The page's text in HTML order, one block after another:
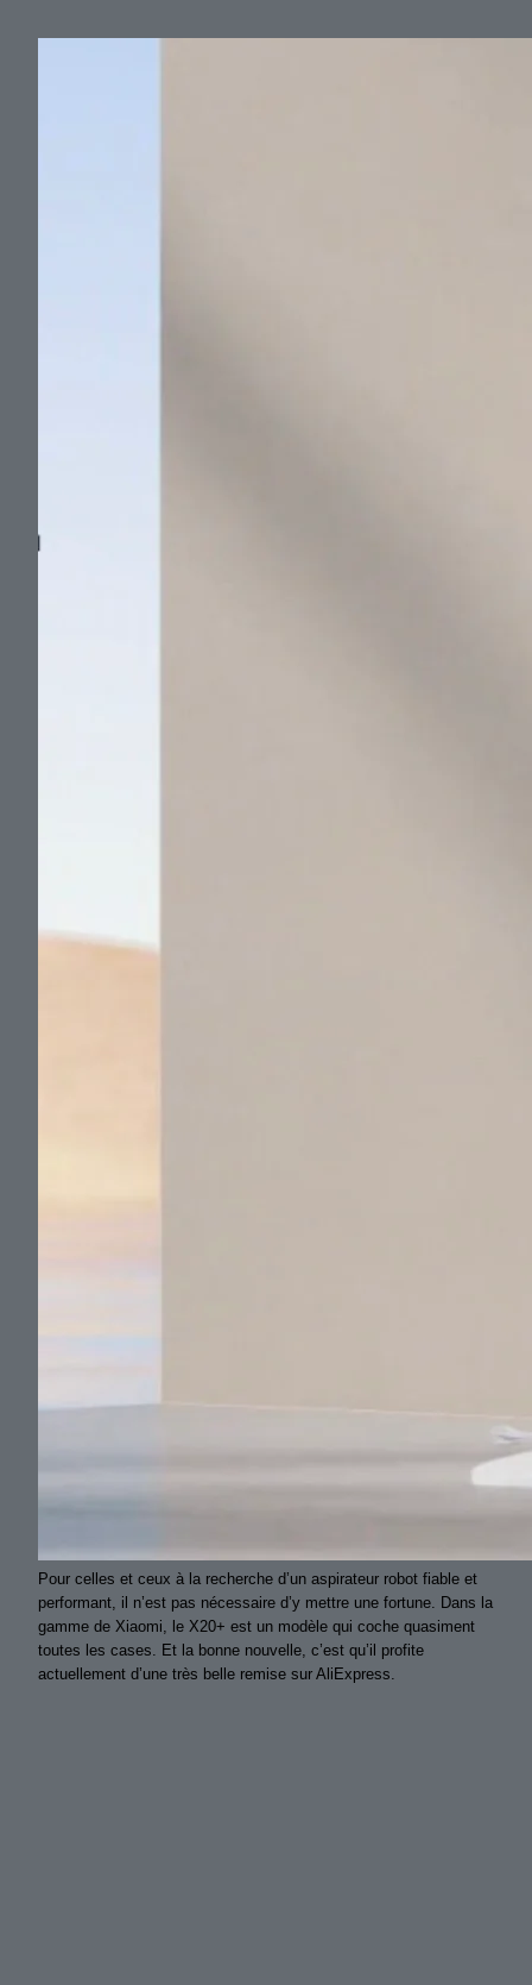
Pour celles et ceux à la recherche d’un aspirateur robot fiable et
performant, il n’est pas nécessaire d’y mettre une fortune. Dans la
gamme de Xiaomi, le X20+ est un modèle qui coche quasiment
toutes les cases. Et la bonne nouvelle, c’est qu’il profite
actuellement d’une très belle remise sur AliExpress.